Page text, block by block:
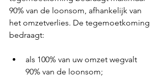
90% van de loonsom, afhankelijk van
het omzetverlies. De tegemoetkoming
bedraagt:
als 100% van uw omzet wegvalt
90% van de loonsom;